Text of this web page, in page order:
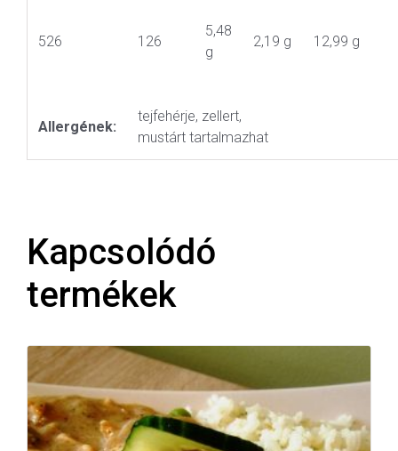
526 126
5,48
g
2,19 g 12,99 g
Allergének:
tejfehérje, zellert,
mustárt tartalmazhat
Kapcsolódó
termékek